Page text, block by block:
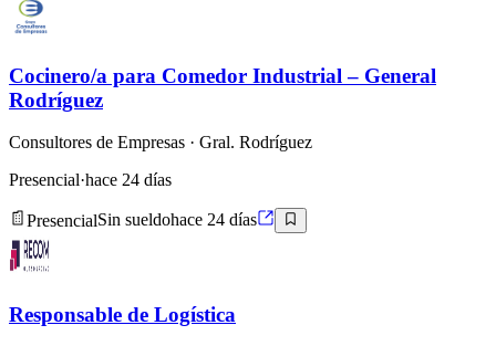
Cocinero/a para Comedor Industrial – General
Rodríguez
Consultores de Empresas · Gral. Rodríguez
Presencial·hace 24 días
PresencialSin sueldohace 24 días
Responsable de Logística